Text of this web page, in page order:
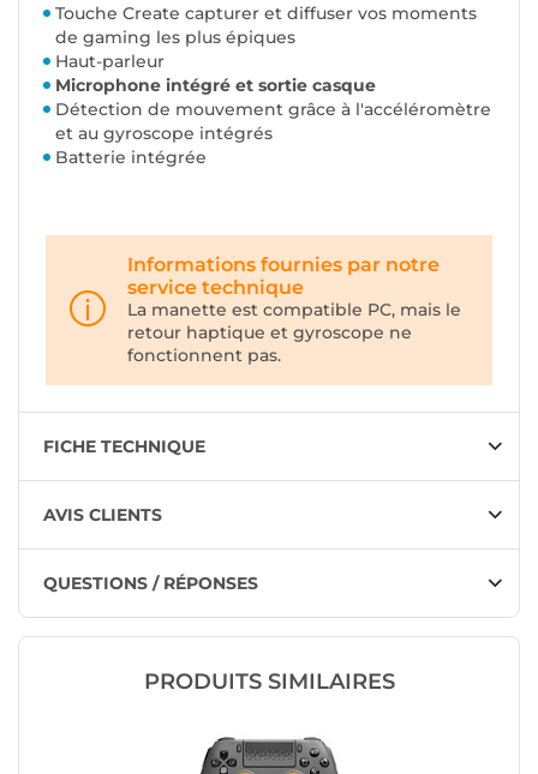
Touche Create capturer et diffuser vos moments
de gaming les plus épiques
Haut-parleur
Microphone intégré et sortie casque
Détection de mouvement grâce à l'accéléromètre
et au gyroscope intégrés
Batterie intégrée
Informations fournies par notre
service technique
La manette est compatible PC, mais le
retour haptique et gyroscope ne
fonctionnent pas.
FICHE TECHNIQUE
AVIS CLIENTS
QUESTIONS / RÉPONSES
PRODUITS SIMILAIRES